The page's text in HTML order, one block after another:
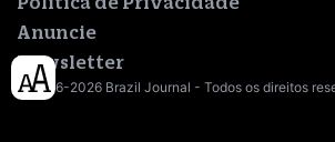
Anuncie
Newsletter
© 2016-2026 Brazil Journal - Todos os direitos